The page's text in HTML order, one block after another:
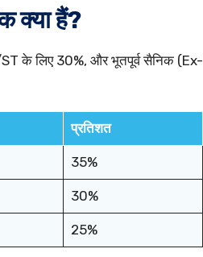
क्या हैं?
के लिए 30%, और भूतपूर्व सैनिक (Ex-
प्रतिशत
35%
30%
25%